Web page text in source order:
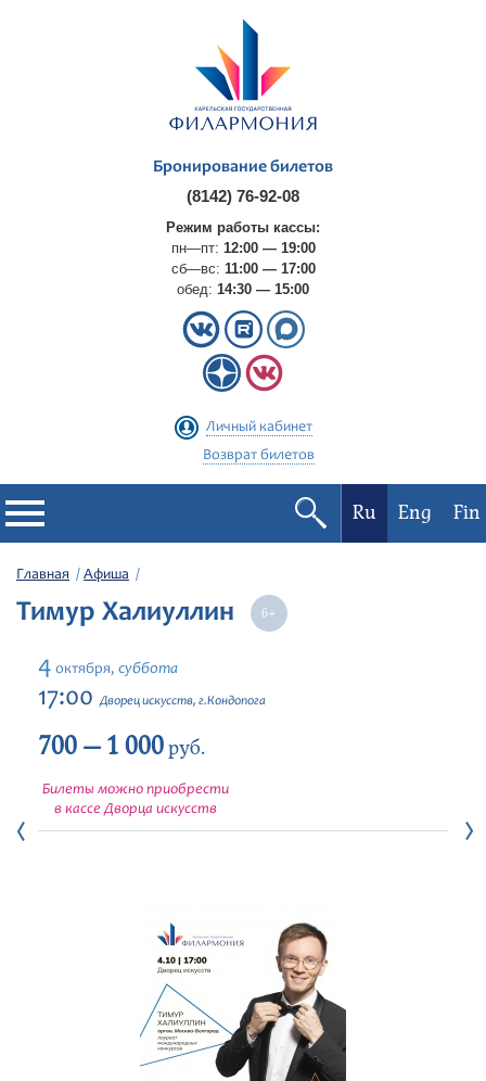
Бронирование билетов
(8142) 76-92-08
Режим работы кассы:
пн—пт: 12:00 — 19:00
сб—вс: 11:00 — 17:00
обед: 14:30 — 15:00
Личный кабинет
Возврат билетов
Филармония
Афиша
Фестивали
Абонементы
Новости
Ru Eng Fin
Главная Афиша
Тимур Халиуллин
4 октября, суббота
17:00 Дворец искусств, г.Кондопога
700 — 1 000руб.
Билеты можно приобрести
в кассе Дворца искусств